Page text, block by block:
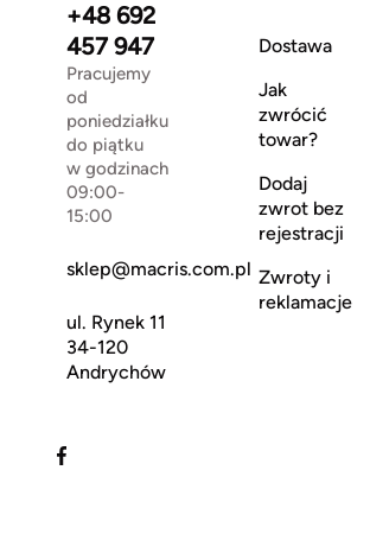
+48 692
457 947
Pracujemy
od
poniedziałku
do piątku
w godzinach
09:00-
15:00
sklep@macris.com.pl
ul. Rynek 11
34-120
Andrychów
Dostawa
Jak
zwrócić
towar?
Dodaj
zwrot bez
rejestracji
Zwroty i
reklamacje